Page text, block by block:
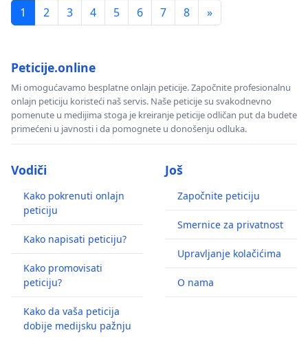
1
2 3 4 5 6 7 8 »
Peticije.online
Mi omogućavamo besplatne onlajn peticije. Započnite profesionalnu
onlajn peticiju koristeći naš servis. Naše peticije su svakodnevno
pomenute u medijima stoga je kreiranje peticije odličan put da budete
primećeni u javnosti i da pomognete u donošenju odluka.
Vodiči
Kako pokrenuti onlajn
peticiju
Kako napisati peticiju?
Kako promovisati
peticiju?
Kako da vaša peticija
dobije medijsku pažnju
Još
Započnite peticiju
Smernice za privatnost
Upravljanje kolačićima
O nama